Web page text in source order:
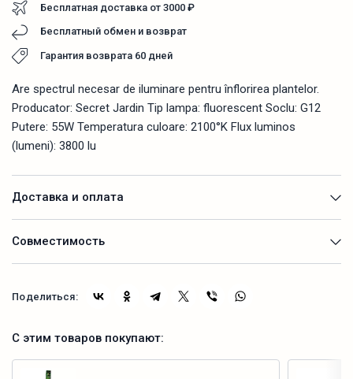
Бесплатная доставка от 3000 ₽
Бесплатный обмен и возврат
Гарантия возврата 60 дней
Are spectrul necesar de iluminare pentru înflorirea plantelor.
Producator: Secret Jardin Tip lampa: fluorescent Soclu: G12
Putere: 55W Temperatura culoare: 2100°K Flux luminos
(lumeni): 3800 lu
Доставка и оплата
Совместимость
Поделиться:
С этим товаров покупают: